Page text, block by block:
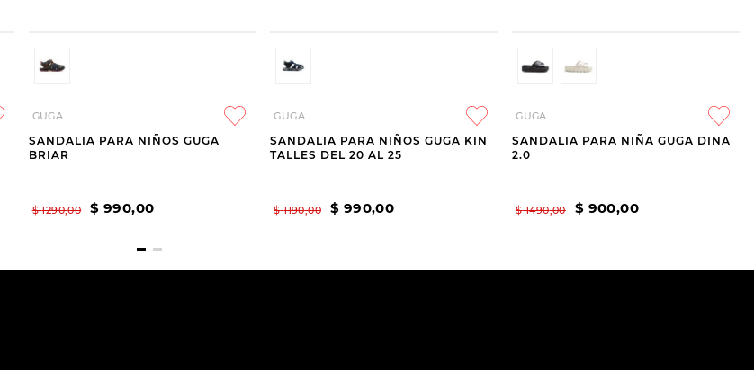
GUGA
SANDALIA PARA NIÑOS GUGA
BRIAR
$ 1290,00 $ 990,00
GUGA
SANDALIA PARA NIÑOS GUGA KIN
TALLES DEL 20 AL 25
$ 1190,00 $ 990,00
GUGA
SANDALIA PARA NIÑA GUGA DINA
2.0
$ 1490,00 $ 900,00